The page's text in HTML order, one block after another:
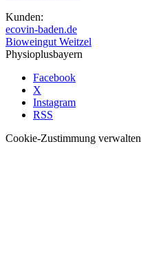
Kunden:
ecovin-baden.de
Bioweingut Weitzel
Physioplusbayern
Facebook
X
Instagram
RSS
Cookie-Zustimmung verwalten